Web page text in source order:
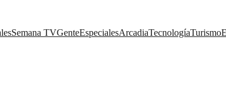
Semana TVGenteEspecialesArcadiaTecnologíaTurismo